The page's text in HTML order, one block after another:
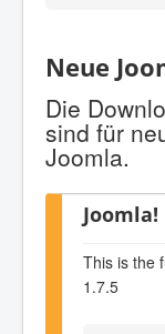
Neue
Die
sind für
Joomla.
Joomla!
This is the
1.7.5